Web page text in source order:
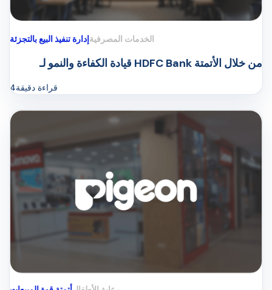
إدارة تنفيذ البيع بالتجزئةالخدمات المصرفية
قيادة الكفاءة والنمو لـ HDFC Bank من خلال الأتمتة
4قراءة دقيقة